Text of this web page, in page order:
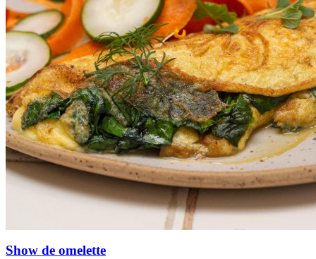
Show de omelette